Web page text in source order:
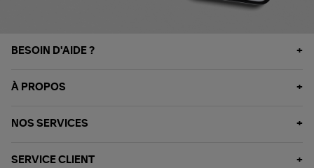
BESOIN D'AIDE ?
À PROPOS
NOS SERVICES
SERVICE CLIENT